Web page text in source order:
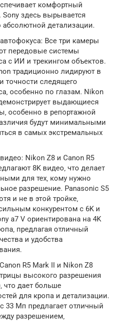
комфортный
Sony здесь вырывается
абсолютной детализации.
Все три камеры
передовые системы
с ИИ и трекингом объектов.
традиционно лидируют в
точности следящего
особенно по глазам. Nikon
выдающиеся
особенно в репортажной
будут минимальными
в самых экстремальных
Nikon Z8 и Canon R5
8K видео‚ что делает
для тех‚ кому нужно
разрешение. Panasonic S5
и не в этой тройке‚
конкурентом с 6K и
a7 V ориентирована на 4K
предлагая отличный
и удобства
R5 Mark II и Nikon Z8
высокого разрешения
что дает больше
для кропа и детализации.
33 Мп предлагает отличный
разрешением‚